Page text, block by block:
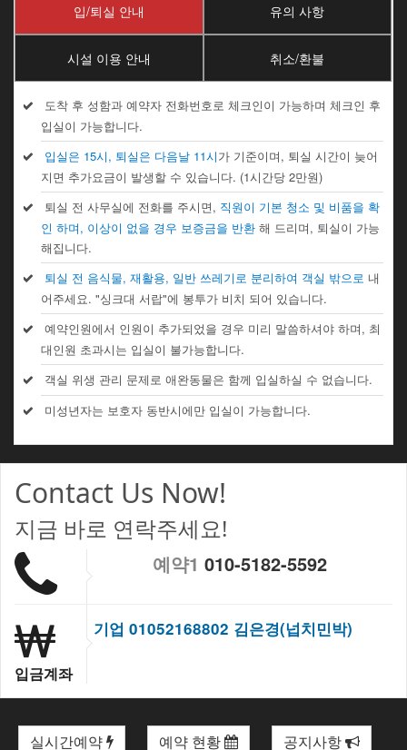
입/퇴실 안내 유의 사항
시설 이용 안내 취소/환불
도착 후 성함과 예약자 전화번호로 체크인이 가능하며 체크인 후
입실이 가능합니다.
입실은 15시, 퇴실은 다음날 11시가 기준이며, 퇴실 시간이 늦어
지면 추가요금이 발생할 수 있습니다. (1시간당 2만원)
퇴실 전 사무실에 전화를 주시면, 직원이 기본 청소 및 비품을 확
인 하며, 이상이 없을 경우 보증금을 반환해 드리며, 퇴실이 가능
해집니다.
퇴실 전 음식물, 재활용, 일반 쓰레기로 분리하여 객실 밖으로 내
어주세요. "싱크대 서랍"에 봉투가 비치 되어 있습니다.
예약인원에서 인원이 추가되었을 경우 미리 말씀하셔야 하며, 최
대인원 초과시는 입실이 불가능합니다.
객실 위생 관리 문제로 애완동물은 함께 입실하실 수 없습니다.
미성년자는 보호자 동반시에만 입실이 가능합니다.
Contact Us Now!
지금 바로 연락주세요!
예약1 010-5182-5592
입금계좌
기업 01052168802 김은경(넙치민박)
실시간예약 예약 현황 공지사항